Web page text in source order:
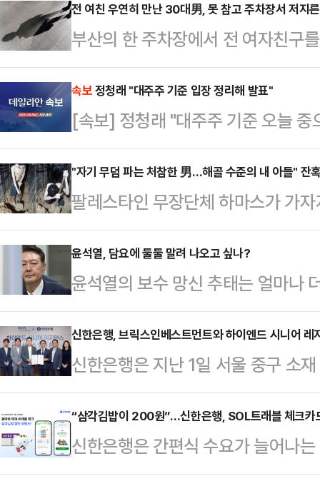
구의 차량 안에서 발견된 것으로 전
경찰에 신고한 것으로 알려졌다.앞
주 상태로 용인시 기흥구에서 자택
(도로교통법 위반)로 검찰에 불구
드라마들에 비상이 걸리고 연극에
다보스 병원장례식장 …
전 여친 우연히 만난 30대男, 못 참고 주차장서 저지
부산의 한 주차장에서 전 여자친구
받고 있다.2일 부산 해운대경찰서
속 입건해 조사하고 있다고 밝혔다
물 주차장에서 전 여자친구였던 20
전치 6주의 상처를 입힌 것으로 전
단을 받는 것으로 알려졌다.경찰에
다가 당일 우연히 마주쳐 실랑이를
행을 한…
속보정청래 "대주주 기준 입장 정리해 발표"
[속보] 정청래 "대주주 기준 오늘 중
"자기 무덤 파는 처참한 男…해골 수준의 내 아들" 잔
팔레스타인 무장단체 하마스가 가
한 모습을 연이어 공개하고 있다.
있다"고 말한다.2일(현지시간) 타
속 인질은 2023년 10월7일 하마스
된 에비아타르 다비드(24)이다.다
가자지구 한 지하터널에서 삽질을
시"라며 "오늘은 뭘 먹을 수 있을지
었고 …
윤석열, 담요에 둘둘 말려 나오고 싶나?
윤석열의 보수 망신 추태는 얼마나
래의 민주당은 아마 이걸 노리며 즐
집행하지 않고 속옷 입고 버티는 꼴
는 것이다.강제 조치보다는 이런 모
가 이런 저질 인물이고 보수란 사람
고 보여 줄 수 있으니 얼마나 수지맞
욕적인 별명에 어울리는 기상천외
자가, 이런 말 하…
신한은행, 브릭스인베스트먼트와 하이엔드 시니어 레
신한은행은 지난 1일 서울 중구 소
먼트(대표이사 홍지협)와 ‘하이엔
약’을 체결했다고 3일 전했다.이번
고객의 다양한 금융 수요에 대응하
금융솔루션을 제공하기 위해 마련
“삼각김밥이 200원”…신한은행, SOL트래블 체크카
신한은행은 간편식 수요가 늘어나
CU편의점과 함께 ‘돌아온 SOL트